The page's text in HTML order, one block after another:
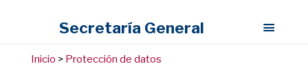
Secretaría General
Inicio > Protección de datos